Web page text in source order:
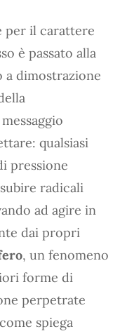
per il carattere
è passato alla
dimostrazione
qualsiasi
pressione
radicali
ad agire in
dai propri
, un fenomeno
forme di
perpetrate
spiega